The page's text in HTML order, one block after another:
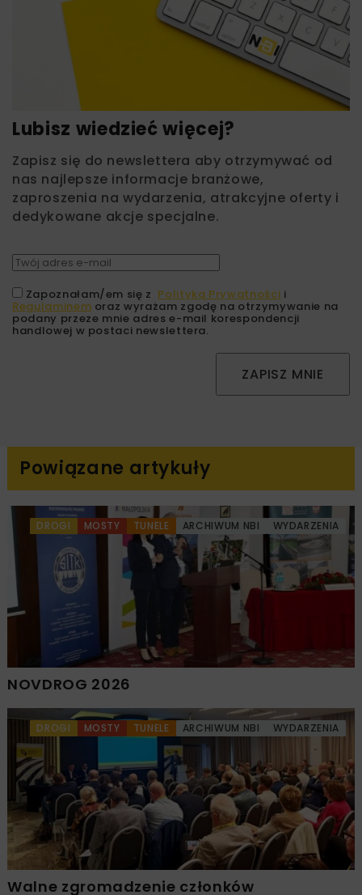
Lubisz wiedzieć więcej?
Zapisz się do newslettera aby otrzymywać od
nas najlepsze informacje branżowe,
zaproszenia na wydarzenia, atrakcyjne oferty i
dedykowane akcje specjalne.
Zapoznałam/em się z Polityką Prywatności i
Regulaminem oraz wyrażam zgodę na otrzymywanie na
podany przeze mnie adres e-mail korespondencji
handlowej w postaci newslettera.
ZAPISZ MNIE
Powiązane artykuły
DROGI MOSTY TUNELE ARCHIWUM NBI WYDARZENIA
NOVDROG 2026
DROGI MOSTY TUNELE ARCHIWUM NBI WYDARZENIA
Walne zgromadzenie członków